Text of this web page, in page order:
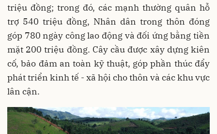
triệu đồng; trong đó, các mạnh thường quân hỗ
trợ 540 triệu đồng, Nhân dân trong thôn đóng
góp 780 ngày công lao động và đối ứng bằng tiền
mặt 200 triệu đồng. Cây cầu được xây dựng kiên
cố, bảo đảm an toàn kỹ thuật, góp phần thúc đẩy
phát triển kinh tế - xã hội cho thôn và các khu vực
lân cận.